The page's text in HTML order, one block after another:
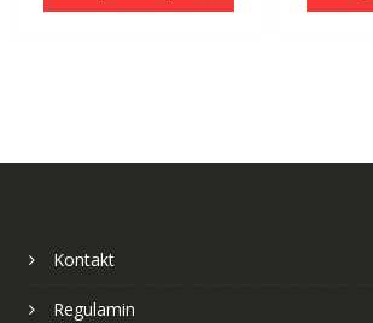
Kontakt
Regulamin